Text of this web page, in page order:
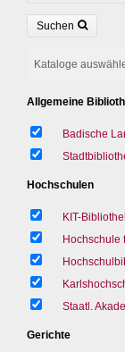
Suchen
Kataloge
Allgemeine
Badische
Hochschulen
KIT-
Hochschule
Staatl.
Gerichte